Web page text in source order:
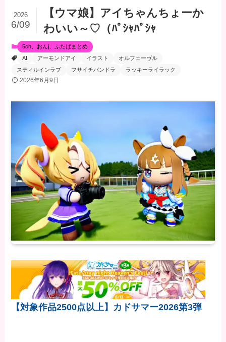
【ウマ娘】アイちゃんちょーか
わいい～♡（ﾊﾟｼｬﾊﾟｼｬ
2026
6/09
5ch、おんj、ふたばまとめ
AI
アーモンドアイ イラスト
オルフェーヴル
スティルインラブ
フサイチパンドラ ラッキーライラック
2026年6月9日
【対象作品2500点以上】カドサマー2026第3弾